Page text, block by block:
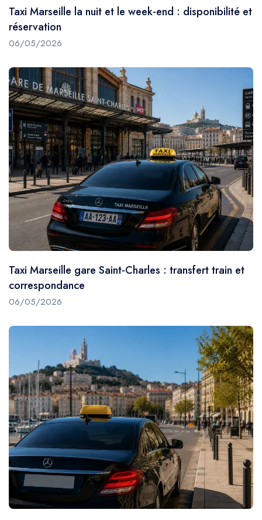
Taxi Marseille la nuit et le week-end : disponibilité et
réservation
06/05/2026
Taxi Marseille gare Saint-Charles : transfert train et
correspondance
06/05/2026